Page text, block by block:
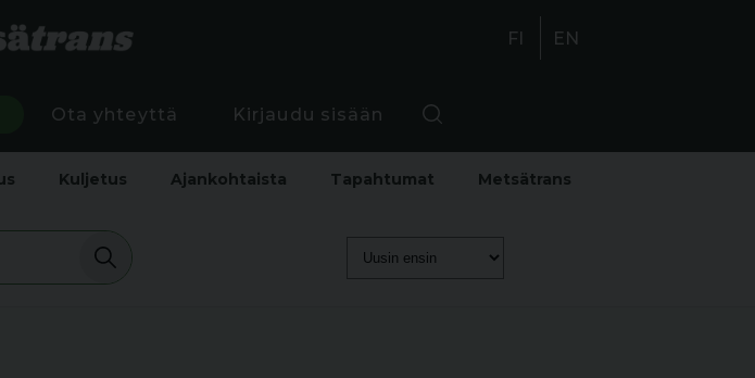
FI EN
Ota yhteyttä Kirjaudu sisään
Kuljetus Ajankohtaista Tapahtumat Metsätrans